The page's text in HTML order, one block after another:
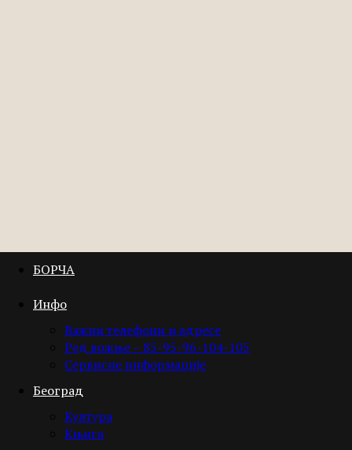
БОРЧА
Инфо
Важни телефони и адресе
Ред вожње – 85-95-96-104-105
Сервисне информације
Београд
Култура
Књига